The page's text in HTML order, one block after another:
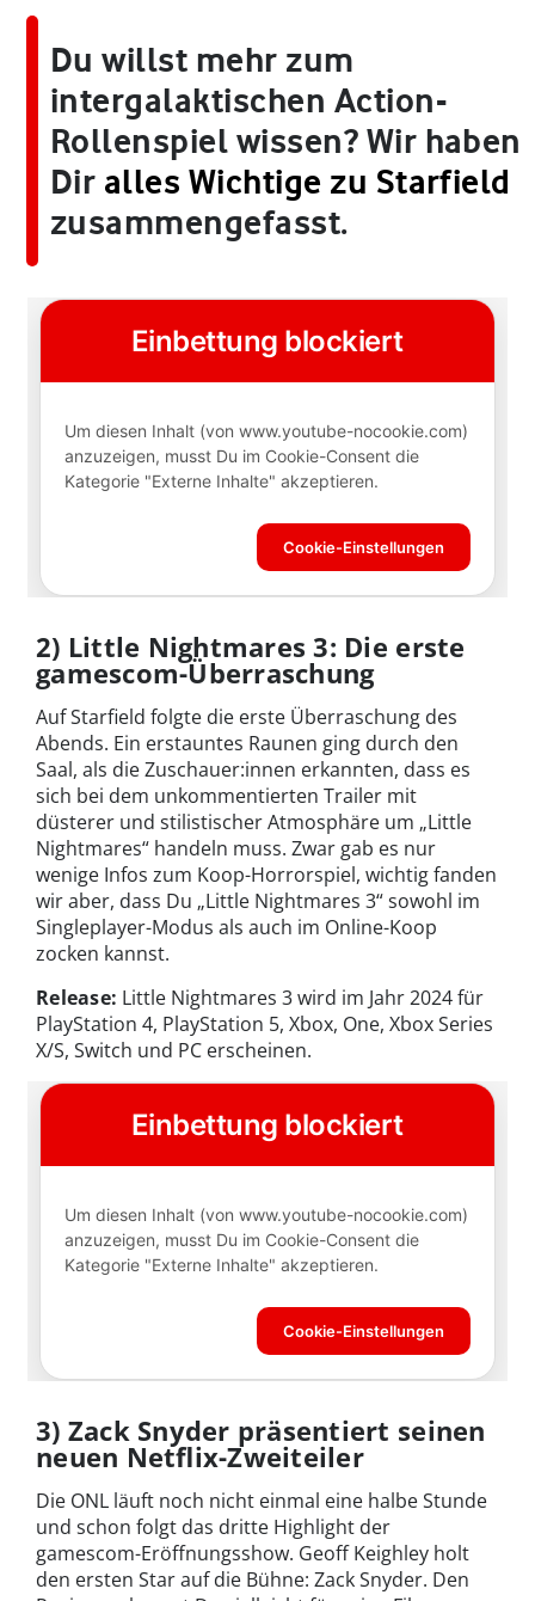
Du willst mehr zum
intergalaktischen Action-
Rollenspiel wissen? Wir haben
Dir alles Wichtige zu Starfield
zusammengefasst.
2) Little Nightmares 3: Die erste
gamescom-Überraschung
Auf Starfield folgte die erste Überraschung des
Abends. Ein erstauntes Raunen ging durch den
Saal, als die Zuschauer:innen erkannten, dass es
sich bei dem unkommentierten Trailer mit
düsterer und stilistischer Atmosphäre um „Little
Nightmares“ handeln muss. Zwar gab es nur
wenige Infos zum Koop-Horrorspiel, wichtig fanden
wir aber, dass Du „Little Nightmares 3“ sowohl im
Singleplayer-Modus als auch im Online-Koop
zocken kannst.
Release: Little Nightmares 3 wird im Jahr 2024 für
PlayStation 4, PlayStation 5, Xbox, One, Xbox Series
X/S, Switch und PC erscheinen.
3) Zack Snyder präsentiert seinen
neuen Netflix-Zweiteiler
Die ONL läuft noch nicht einmal eine halbe Stunde
und schon folgt das dritte Highlight der
gamescom-Eröffnungsshow. Geoff Keighley holt
den ersten Star auf die Bühne: Zack Snyder. Den